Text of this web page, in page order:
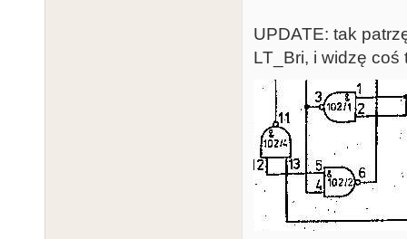
UPDATE: tak
LT_Bri, i widzę coś